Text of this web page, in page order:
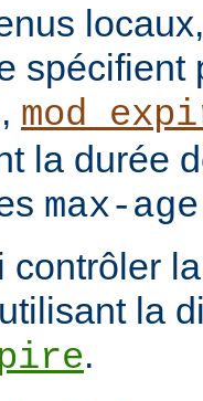
spécifient
,
la durée
max-age
contrôler
la
.